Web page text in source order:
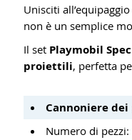
Unisciti
non è un semplice
Il set Playmobil
proiettili, perfetta
Cannoniere
Numero di pezzi: